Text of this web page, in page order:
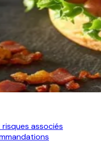
associés